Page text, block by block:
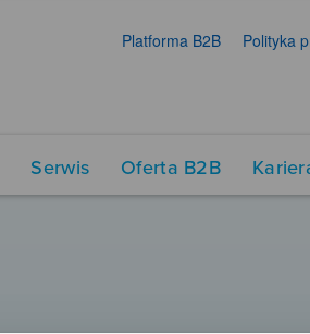
Platforma B2B Polityka
Serwis Oferta B2B